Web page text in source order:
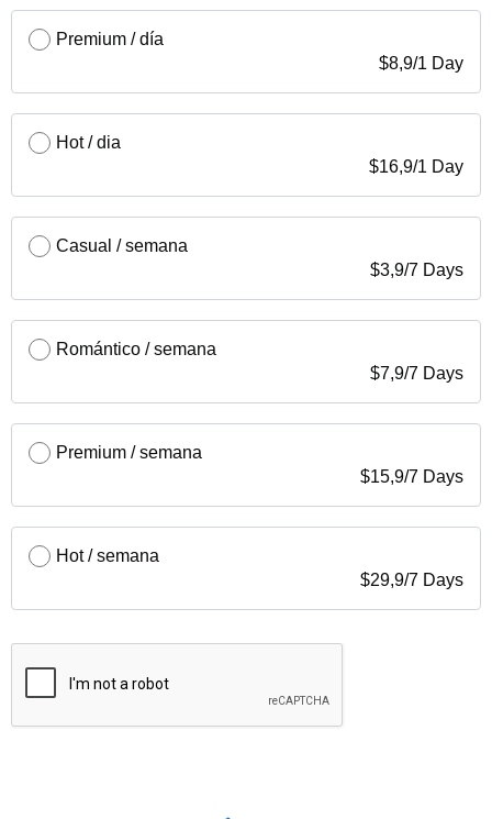
Premium / día
$8,9/1 Day
Hot / dia
$16,9/1 Day
Casual / semana
$3,9/7 Days
Romántico / semana
$7,9/7 Days
Premium / semana
$15,9/7 Days
Hot / semana
$29,9/7 Days